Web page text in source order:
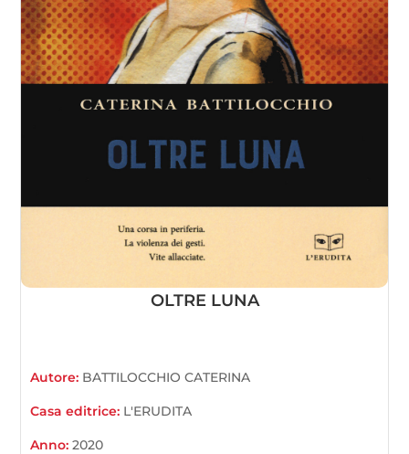
OLTRE LUNA
Autore: BATTILOCCHIO CATERINA
Casa editrice: L'ERUDITA
Anno:2020